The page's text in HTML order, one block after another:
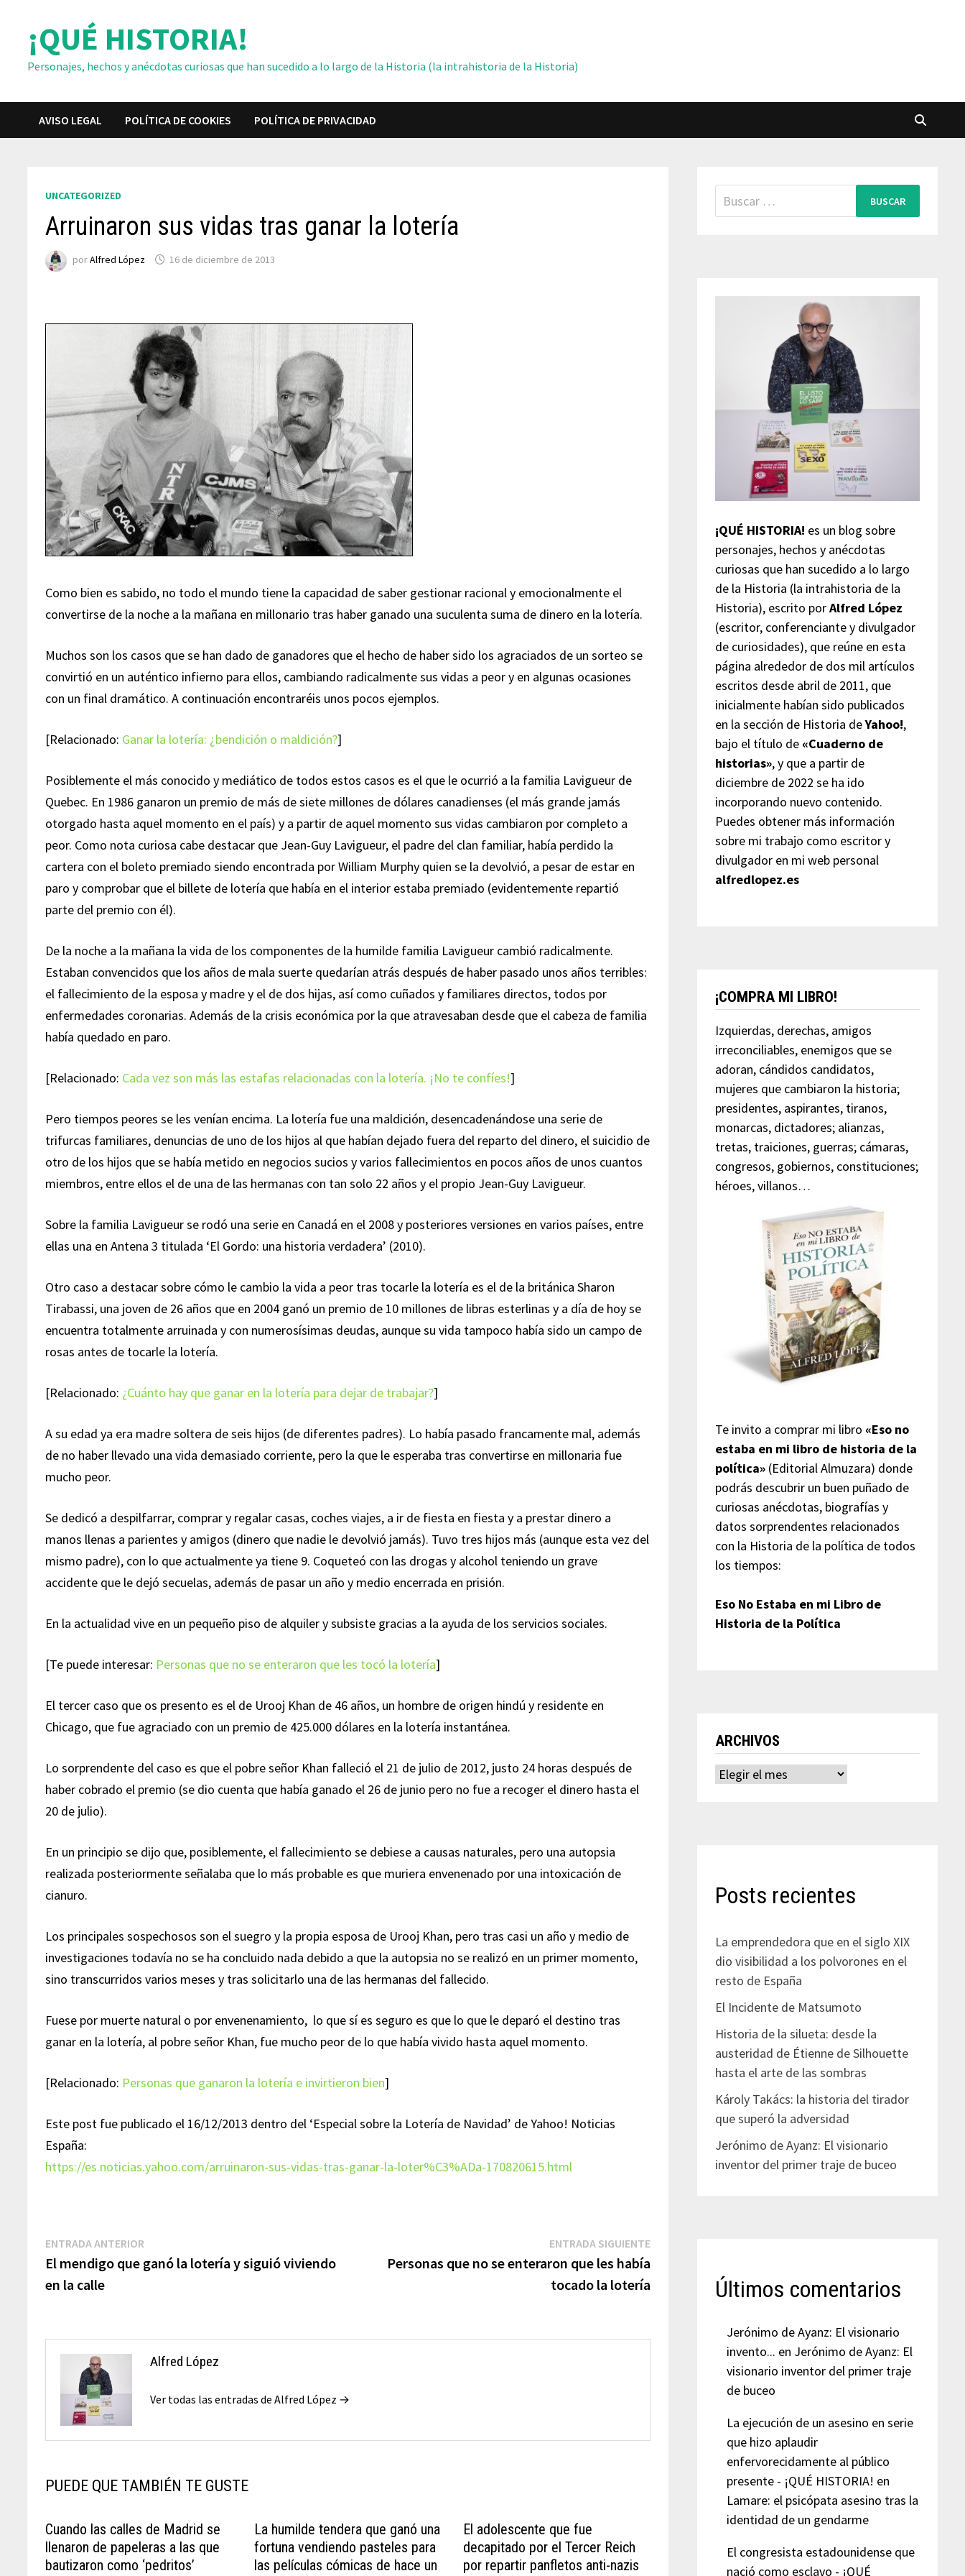
contenido¡QUÉ HISTORIA!
Personajes, hechos y anécdotas curiosas que han sucedido a lo largo de la Historia (la intrahistoria de la Historia)
AVISO LEGAL POLÍTICA DE COOKIES POLÍTICA DE PRIVACIDAD
UNCATEGORIZED
Arruinaron sus vidas tras ganar la lotería
porAlfred López 16 de diciembre de 2013
Como bien es sabido, no todo el mundo tiene la capacidad de saber gestionar racional y emocionalmente el
convertirse de la noche a la mañana en millonario tras haber ganado una suculenta suma de dinero en la lotería.
Muchos son los casos que se han dado de ganadores que el hecho de haber sido los agraciados de un sorteo se
convirtió en un auténtico infierno para ellos, cambiando radicalmente sus vidas a peor y en algunas ocasiones
con un final dramático. A continuación encontraréis unos pocos ejemplos.
[Relacionado: Ganar la lotería: ¿bendición o maldición?]
Posiblemente el más conocido y mediático de todos estos casos es el que le ocurrió a la familia Lavigueur de
Quebec. En 1986 ganaron un premio de más de siete millones de dólares canadienses (el más grande jamás
otorgado hasta aquel momento en el país) y a partir de aquel momento sus vidas cambiaron por completo a
peor. Como nota curiosa cabe destacar que Jean-Guy Lavigueur, el padre del clan familiar, había perdido la
cartera con el boleto premiado siendo encontrada por William Murphy quien se la devolvió, a pesar de estar en
paro y comprobar que el billete de lotería que había en el interior estaba premiado (evidentemente repartió
parte del premio con él).
De la noche a la mañana la vida de los componentes de la humilde familia Lavigueur cambió radicalmente.
Estaban convencidos que los años de mala suerte quedarían atrás después de haber pasado unos años terribles:
el fallecimiento de la esposa y madre y el de dos hijas, así como cuñados y familiares directos, todos por
enfermedades coronarias. Además de la crisis económica por la que atravesaban desde que el cabeza de familia
había quedado en paro.
[Relacionado: Cada vez son más las estafas relacionadas con la lotería. ¡No te confíes!]
Pero tiempos peores se les venían encima. La lotería fue una maldición, desencadenándose una serie de
trifurcas familiares, denuncias de uno de los hijos al que habían dejado fuera del reparto del dinero, el suicidio de
otro de los hijos que se había metido en negocios sucios y varios fallecimientos en pocos años de unos cuantos
miembros, entre ellos el de una de las hermanas con tan solo 22 años y el propio Jean-Guy Lavigueur.
Sobre la familia Lavigueur se rodó una serie en Canadá en el 2008 y posteriores versiones en varios países, entre
ellas una en Antena 3 titulada ‘El Gordo: una historia verdadera’ (2010).
Otro caso a destacar sobre cómo le cambio la vida a peor tras tocarle la lotería es el de la británica Sharon
Tirabassi, una joven de 26 años que en 2004 ganó un premio de 10 millones de libras esterlinas y a día de hoy se
encuentra totalmente arruinada y con numerosísimas deudas, aunque su vida tampoco había sido un campo de
rosas antes de tocarle la lotería.
[Relacionado: ¿Cuánto hay que ganar en la lotería para dejar de trabajar?]
A su edad ya era madre soltera de seis hijos (de diferentes padres). Lo había pasado francamente mal, además
de no haber llevado una vida demasiado corriente, pero la que le esperaba tras convertirse en millonaria fue
mucho peor.
Se dedicó a despilfarrar, comprar y regalar casas, coches viajes, a ir de fiesta en fiesta y a prestar dinero a
manos llenas a parientes y amigos (dinero que nadie le devolvió jamás). Tuvo tres hijos más (aunque esta vez del
mismo padre), con lo que actualmente ya tiene 9. Coqueteó con las drogas y alcohol teniendo un grave
accidente que le dejó secuelas, además de pasar un año y medio encerrada en prisión.
En la actualidad vive en un pequeño piso de alquiler y subsiste gracias a la ayuda de los servicios sociales.
[Te puede interesar: Personas que no se enteraron que les tocó la lotería]
El tercer caso que os presento es el de Urooj Khan de 46 años, un hombre de origen hindú y residente en
Chicago, que fue agraciado con un premio de 425.000 dólares en la lotería instantánea.
Lo sorprendente del caso es que el pobre señor Khan falleció el 21 de julio de 2012, justo 24 horas después de
haber cobrado el premio (se dio cuenta que había ganado el 26 de junio pero no fue a recoger el dinero hasta el
20 de julio).
En un principio se dijo que, posiblemente, el fallecimiento se debiese a causas naturales, pero una autopsia
realizada posteriormente señalaba que lo más probable es que muriera envenenado por una intoxicación de
cianuro.
Los principales sospechosos son el suegro y la propia esposa de Urooj Khan, pero tras casi un año y medio de
investigaciones todavía no se ha concluido nada debido a que la autopsia no se realizó en un primer momento,
sino transcurridos varios meses y tras solicitarlo una de las hermanas del fallecido.
Fuese por muerte natural o por envenenamiento, lo que sí es seguro es que lo que le deparó el destino tras
ganar en la lotería, al pobre señor Khan, fue mucho peor de lo que había vivido hasta aquel momento.
[Relacionado: Personas que ganaron la lotería e invirtieron bien]
Este post fue publicado el 16/12/2013 dentro del ‘Especial sobre la Lotería de Navidad’ de Yahoo! Noticias
España:
https://es.noticias.yahoo.com/arruinaron-sus-vidas-tras-ganar-la-loter%C3%ADa-170820615.html
Navegación
de
ENTRADA ANTERIOR
anterior:
El mendigo que ganó la lotería y siguió viviendo
en la calle
ENTRADA SIGUIENTEEntrada
siguiente:
Personas que no se enteraron que les había
tocado la lotería
Alfred López
Ver todas las entradas de Alfred López →
PUEDE QUE TAMBIÉN TE GUSTE
Cuando las calles de Madrid se
llenaron de papeleras a las que
bautizaron como ‘pedritos’
La humilde tendera que ganó una
fortuna vendiendo pasteles para
las películas cómicas de hace un
El adolescente que fue
decapitado por el Tercer Reich
por repartir panfletos anti-nazis
Buscar:
¡QUÉ HISTORIA! es un blog sobre
personajes, hechos y anécdotas
curiosas que han sucedido a lo largo
de la Historia (la intrahistoria de la
Historia), escrito porAlfred López
(escritor, conferenciante y divulgador
de curiosidades), que reúne en esta
página alrededor de dos mil artículos
escritos desde abril de 2011, que
inicialmente habían sido publicados
en la sección de Historia deYahoo!,
bajo el título de «Cuaderno de
historias», y que a partir de
diciembre de 2022 se ha ido
incorporando nuevo contenido.
Puedes obtener más información
sobre mi trabajo como escritor y
divulgador en mi web personal
alfredlopez.es
¡COMPRA MI LIBRO!
Izquierdas, derechas, amigos
irreconciliables, enemigos que se
adoran, cándidos candidatos,
mujeres que cambiaron la historia;
presidentes, aspirantes, tiranos,
monarcas, dictadores; alianzas,
tretas, traiciones, guerras; cámaras,
congresos, gobiernos, constituciones;
héroes, villanos…
Te invito a comprar mi libro «Eso no
estaba en mi libro de historia de la
política»(Editorial Almuzara) donde
podrás descubrir un buen puñado de
curiosas anécdotas, biografías y
datos sorprendentes relacionados
con la Historia de la política de todos
los tiempos:
Eso No Estaba en mi Libro de
Historia de la Política
ARCHIVOS
Archivos
Posts recientes
La emprendedora que en el siglo XIX
dio visibilidad a los polvorones en el
resto de España
El Incidente de Matsumoto
Historia de la silueta: desde la
austeridad de Étienne de Silhouette
hasta el arte de las sombras
Károly Takács: la historia del tirador
que superó la adversidad
Jerónimo de Ayanz: El visionario
inventor del primer traje de buceo
Últimos comentarios
Jerónimo de Ayanz: El visionario
invento... en Jerónimo de Ayanz: El
visionario inventor del primer traje
de buceo
La ejecución de un asesino en serie
que hizo aplaudir
enfervorecidamente al público
presente - ¡QUÉ HISTORIA! en
Lamare: el psicópata asesino tras la
identidad de un gendarme
El congresista estadounidense que
nació como esclavo - ¡QUÉ